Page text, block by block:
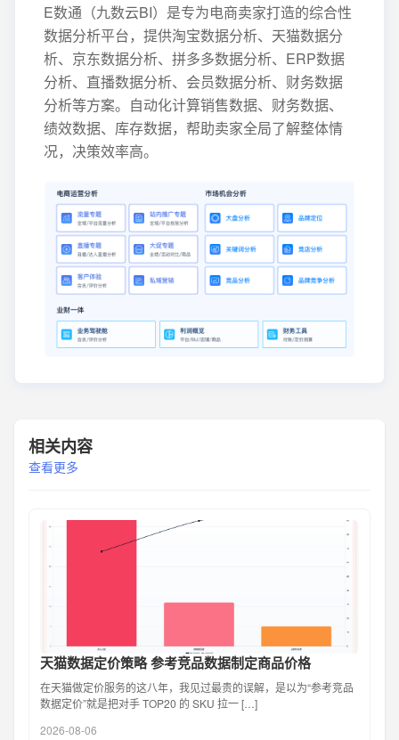
E数通（九数云BI）是专为电商卖家打造的综合性
数据分析平台，提供淘宝数据分析、天猫数据分
析、京东数据分析、拼多多数据分析、ERP数据
分析、直播数据分析、会员数据分析、财务数据
分析等方案。自动化计算销售数据、财务数据、
绩效数据、库存数据，帮助卖家全局了解整体情
况，决策效率高。
相关内容
查看更多
天猫数据定价策略 参考竞品数据制定商品价格
在天猫做定价服务的这八年，我见过最贵的误解，是以为“参考竞品
数据定价”就是把对手 TOP20 的 SKU 拉一 […]
2026-08-06